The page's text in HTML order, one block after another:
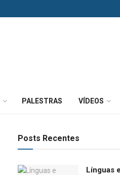
PALESTRAS VÍDEOS
Posts Recentes
Línguas